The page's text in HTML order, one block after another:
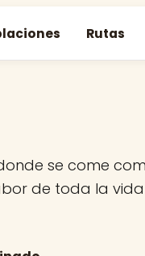
Rutas
se come
de toda la